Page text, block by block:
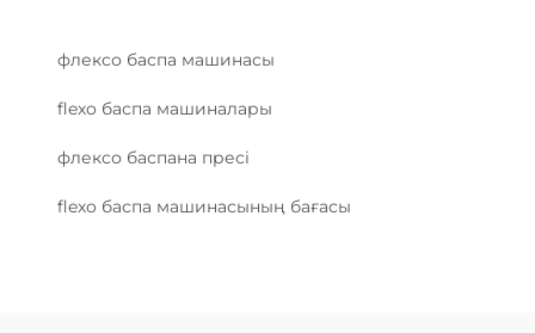
флексо баспа машинасы
flexo баспа машиналары
флексо баспана пресі
flexo баспа машинасының бағасы